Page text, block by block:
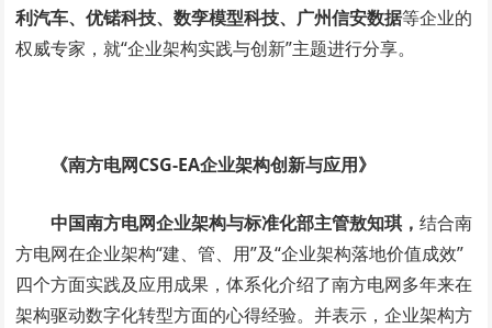
利汽车、优锘科技、数孪模型科技、 广州信安数据等企业的
权威专家，就“企业架构实践与创新”主题进行分享。
《南方电网CSG-EA企业架构创新与应用》
中国南方电网企业架构与标准化部主管敖知琪，结合南
方电网在企业架构“建、管、用”及“企业架构落地价值成效”
四个方面实践及应用成果，体系化介绍了南方电网多年来在
架构驱动数字化转型方面的心得经验。并表示，企业架构方